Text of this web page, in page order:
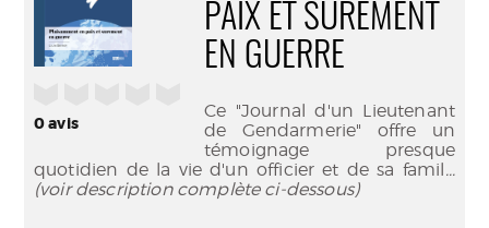
0avis
PAIX ET SÛREMENT
EN GUERRE
Ce "Journal d'un Lieutenant
de Gendarmerie" offre un
témoignage presque
quotidien de la vie d'un officier et de sa famil...
(voir description complète ci-dessous)